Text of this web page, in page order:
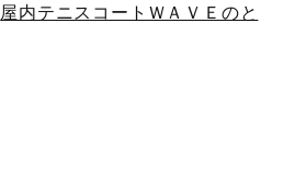
屋内テニスコートＷＡＶＥのと